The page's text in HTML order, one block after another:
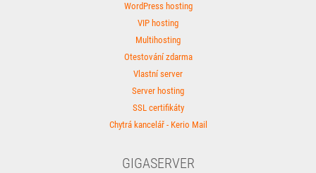
WordPress hosting
VIP hosting
Multihosting
Otestování zdarma
Vlastní server
Server hosting
SSL certifikáty
Chytrá kancelář - Kerio Mail
GIGASERVER